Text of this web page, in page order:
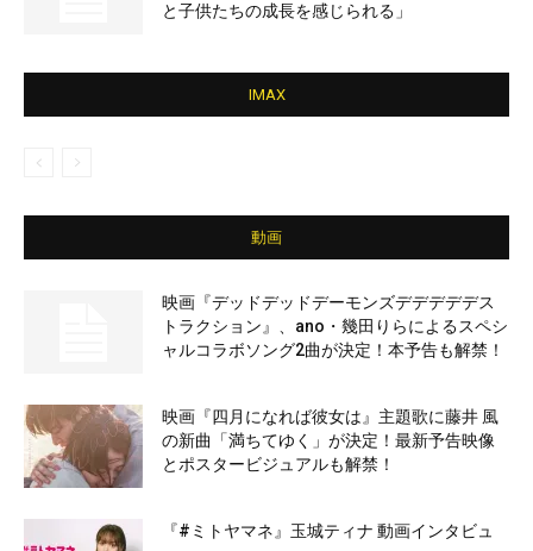
と子供たちの成長を感じられる」
IMAX
動画
映画『デッドデッドデーモンズデデデデデス
トラクション』、ano・幾田りらによるスペシ
ャルコラボソング2曲が決定！本予告も解禁！
映画『四月になれば彼女は』主題歌に藤井 風
の新曲「満ちてゆく」が決定！最新予告映像
とポスタービジュアルも解禁！
『#ミトヤマネ』玉城ティナ 動画インタビュ